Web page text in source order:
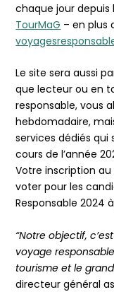
chaque jour
TourMaG – en plus
Le site sera aussi
que lecteur ou en
responsable, vous
hebdomadaire,
services dédiés
cours de l’année
Votre inscription
voter pour les
Responsable 2024
“Notre objectif,
voyage
tourisme et le
directeur général